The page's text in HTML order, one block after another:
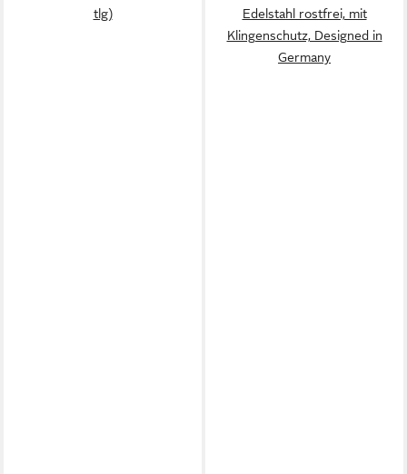
tlg)
Edelstahl rostfrei, mit
Klingenschutz, Designed in
Germany